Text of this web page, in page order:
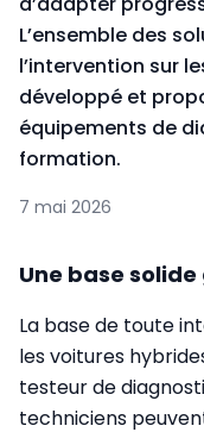
L’ensemble des
l’intervention sur
développé et
équipements de
formation.
7 mai 2026
Une base
La base de toute
les voitures
testeur de
techniciens